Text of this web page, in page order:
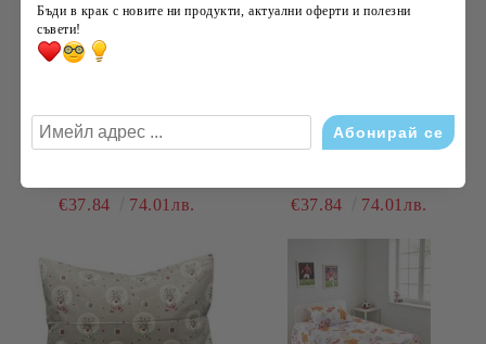
КОЛЕДНО СПАЛНО
ТОПКИ- ЕКРЮ", ЗА
(ПОПЛИН), 3 ЧАСТИ
€37.84 74.01лв.
КОЛЕДНО СПАЛНО
ТОПКИ", ЗА ЕДИНИЧНО
НАТУРАЛЕН ПАМУК
(ПОПЛИН), 3 ЧАСТИ
€37.84 74.01лв.
Бъди в крак с новите ни продукти, актуални оферти и полезни
съвети!